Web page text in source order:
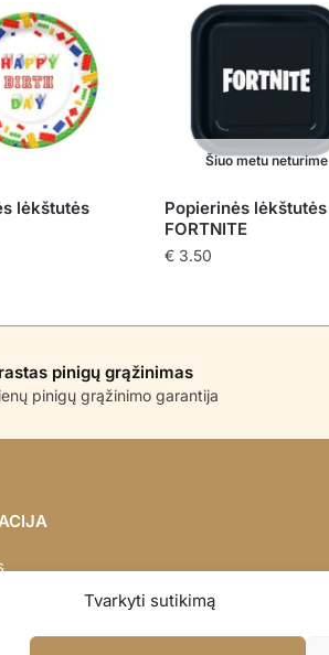
Tvarkyti sutikimą
lėkštutės
Šiuo metu neturime
Popierinės lėkštutės
FORTNITE
€ 3.50
pinigų grąžinimas
pinigų grąžinimo garantija